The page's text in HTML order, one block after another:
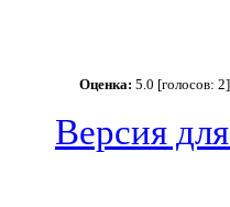
Оценка: 5.0 [голосов: 2]
Версия